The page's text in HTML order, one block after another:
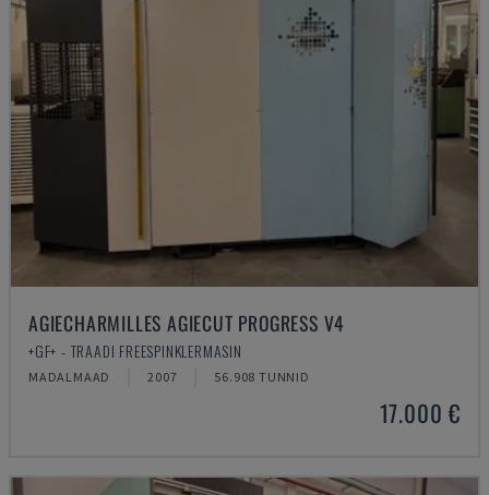
AGIECHARMILLES AGIECUT PROGRESS V4
+GF+ - TRAADI FREESPINKLERMASIN
MADALMAAD 2007 56.908 TUNNID
17.000 €